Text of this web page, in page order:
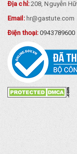
Địa chỉ:208, Nguyễn
Email: hr@gastute.com
Điện thoại:0943789600